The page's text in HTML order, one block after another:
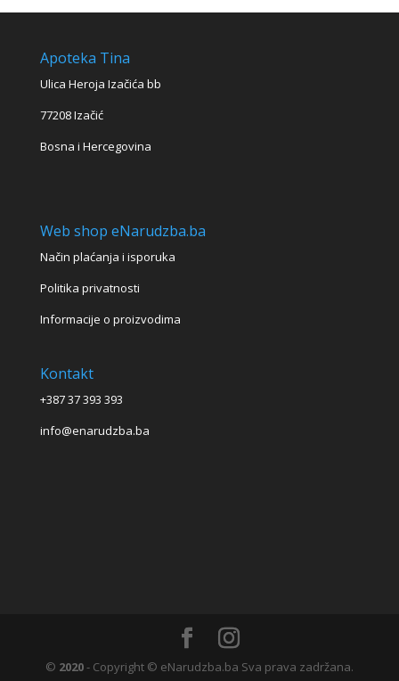
Apoteka Tina
Ulica Heroja Izačića bb
77208 Izačić
Bosna i Hercegovina
Web shop eNarudzba.ba
Način plaćanja i isporuka
Politika privatnosti
Informacije o proizvodima
Kontakt
+387 37 393 393
info@enarudzba.ba
© 2020- Copyright © eNarudzba.ba Sva prava zadržana.